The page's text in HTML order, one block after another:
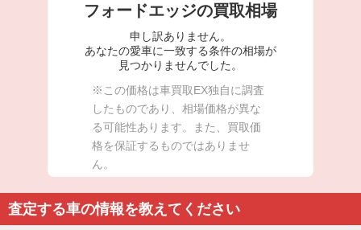
フォードエッジの買取相場
申し訳ありません。
あなたの愛車に一致する条件の相場が
見つかりませんでした。
※この価格は車買取EX独自に調査
したものであり、相場価格が異な
る可能性あります。また、買取価
格を保証するものではありませ
ん。
査定する車の情報を教えてください